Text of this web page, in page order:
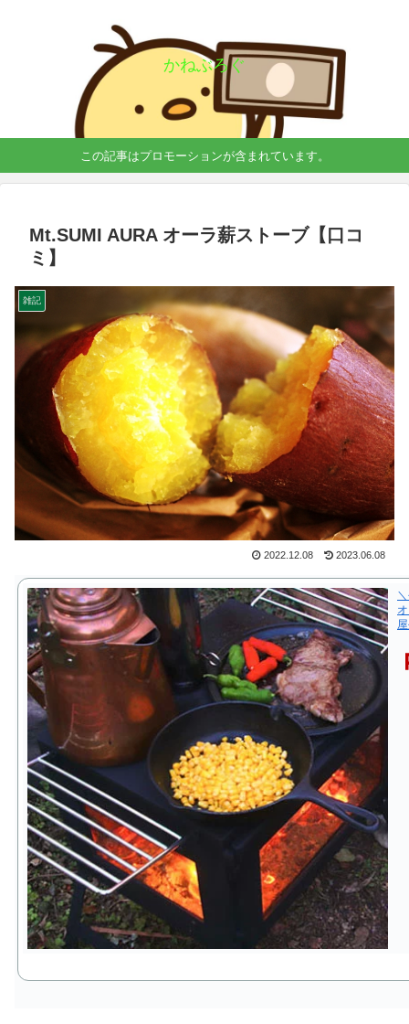
かねぶろぐ
この記事はプロモーションが含まれています。
Mt.SUMI AURA オーラ薪ストーブ【口コ
ミ】
雑記
2022.12.08 2023.06.08